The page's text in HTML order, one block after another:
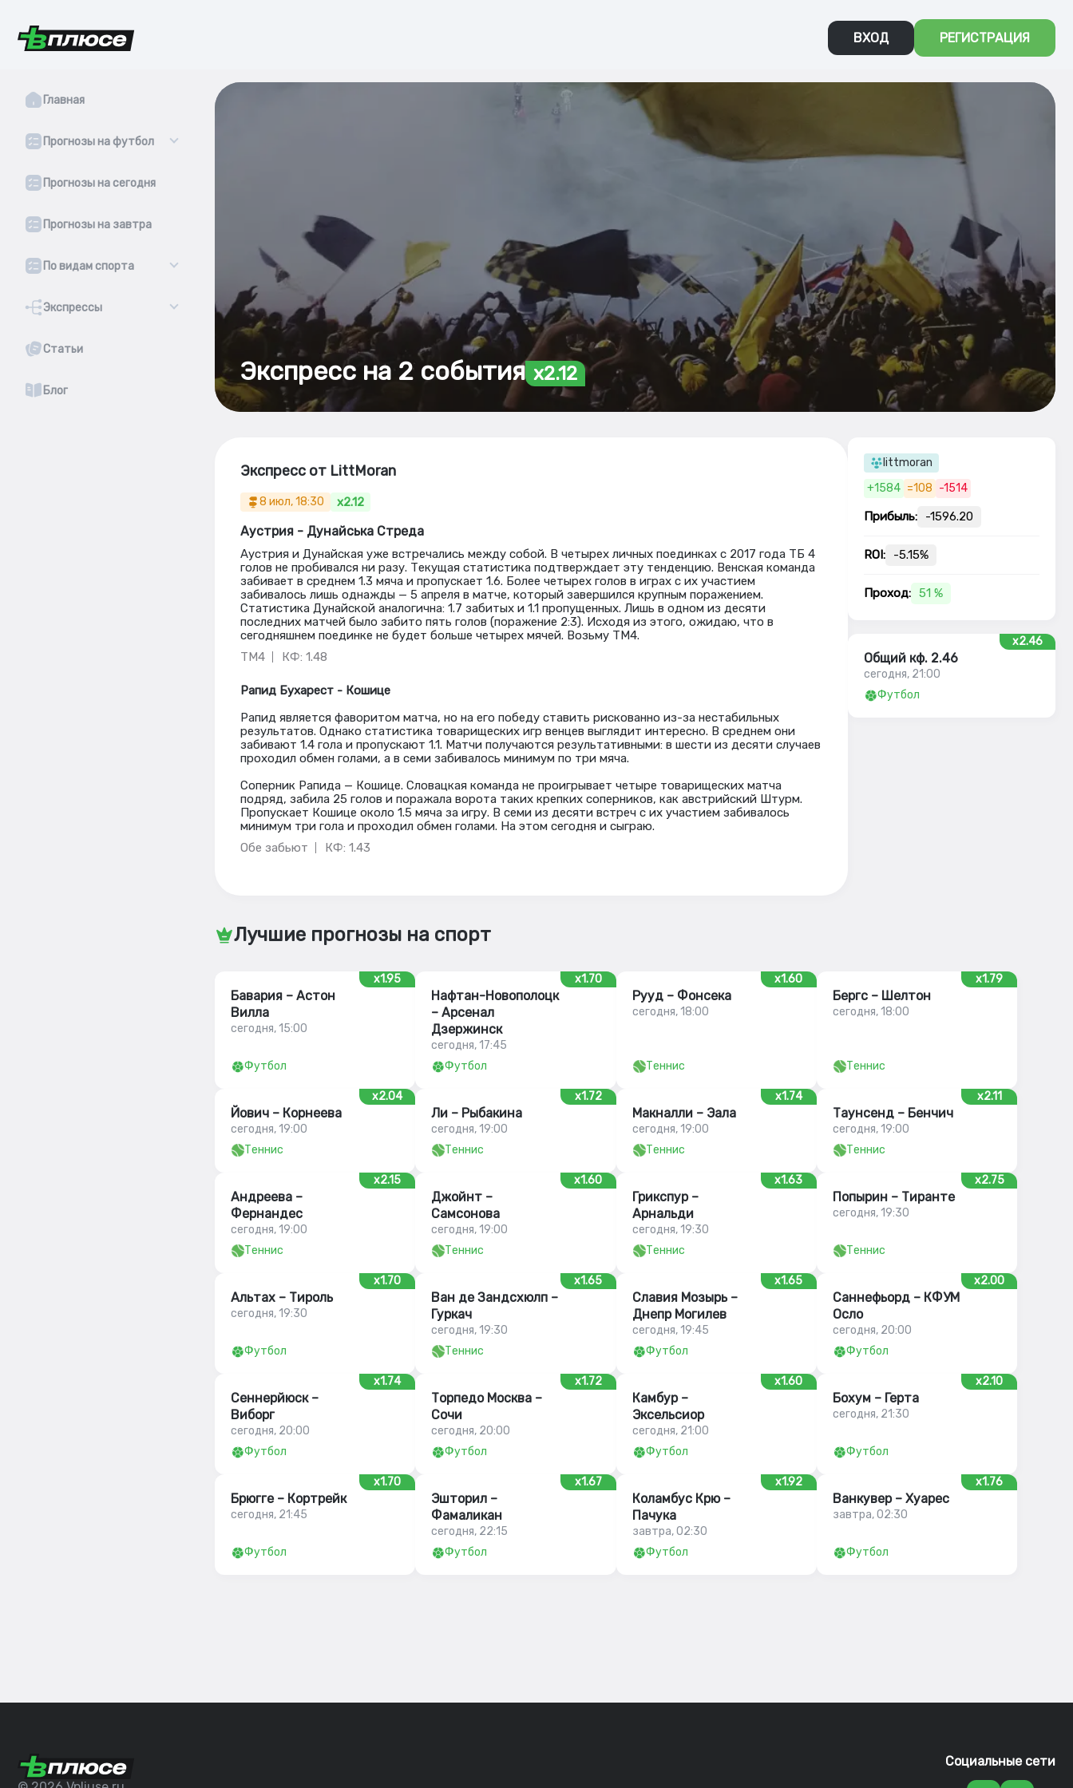
ВХОД РЕГИСТРАЦИЯ
Главная
Прогнозы на футбол
Прогнозы на сегодня
Прогнозы на завтра
По видам спорта
Экспрессы
Статьи
Блог
Экспресс на 2 события x2.12
Экспресс от LittMoran
8 июл, 18:30 x2.12
Аустрия - Дунайська Стреда
Аустрия и Дунайская уже встречались между собой. В четырех личных поединках с 2017 года ТБ 4
голов не пробивался ни разу. Текущая статистика подтверждает эту тенденцию. Венская команда
забивает в среднем 1.3 мяча и пропускает 1.6. Более четырех голов в играх с их участием
забивалось лишь однажды — 5 апреля в матче, который завершился крупным поражением.
Статистика Дунайской аналогична: 1.7 забитых и 1.1 пропущенных. Лишь в одном из десяти
последних матчей было забито пять голов (поражение 2:3). Исходя из этого, ожидаю, что в
сегодняшнем поединке не будет больше четырех мячей. Возьму ТМ4.
ТМ4
КФ: 1.48
Рапид Бухарест - Кошице
Рапид является фаворитом матча, но на его победу ставить рискованно из-за нестабильных
результатов. Однако статистика товарищеских игр венцев выглядит интересно. В среднем они
забивают 1.4 гола и пропускают 1.1. Матчи получаются результативными: в шести из десяти случаев
проходил обмен голами, а в семи забивалось минимум по три мяча.
Соперник Рапида — Кошице. Словацкая команда не проигрывает четыре товарищеских матча
подряд, забила 25 голов и поражала ворота таких крепких соперников, как австрийский Штурм.
Пропускает Кошице около 1.5 мяча за игру. В семи из десяти встреч с их участием забивалось
минимум три гола и проходил обмен голами. На этом сегодня и сыграю.
Обе забьют
КФ: 1.43
littmoran
+1584 =108 -1514
Прибыль: -1596.20
ROI: -5.15%
Проход: 51 %
x2.46
Общий кф. 2.46
сегодня, 21:00
Футбол
Лучшие прогнозы на спорт
x1.95
Бавария – Астон
Вилла
сегодня, 15:00
Футбол
x1.70
Нафтан-Новополоцк
– Арсенал
Дзержинск
сегодня, 17:45
Футбол
x1.60
Рууд – Фонсека
сегодня, 18:00
Теннис
x1.79
Бергс – Шелтон
сегодня, 18:00
Теннис
x2.04
Йович – Корнеева
сегодня, 19:00
Теннис
x1.72
Ли – Рыбакина
сегодня, 19:00
Теннис
x1.74
Макналли – Эала
сегодня, 19:00
Теннис
x2.11
Таунсенд – Бенчич
сегодня, 19:00
Теннис
x2.15
Андреева –
Фернандес
сегодня, 19:00
Теннис
x1.60
Джойнт –
Самсонова
сегодня, 19:00
Теннис
x1.63
Грикспур –
Арнальди
сегодня, 19:30
Теннис
x2.75
Попырин – Тиранте
сегодня, 19:30
Теннис
x1.70
Альтах – Тироль
сегодня, 19:30
Футбол
x1.65
Ван де Зандсхюлп –
Гуркач
сегодня, 19:30
Теннис
x1.65
Славия Мозырь –
Днепр Могилев
сегодня, 19:45
Футбол
x2.00
Саннефьорд – КФУМ
Осло
сегодня, 20:00
Футбол
x1.74
Сеннерйюск –
Виборг
сегодня, 20:00
Футбол
x1.72
Торпедо Москва –
Сочи
сегодня, 20:00
Футбол
x1.60
Камбур –
Эксельсиор
сегодня, 21:00
Футбол
x2.10
Бохум – Герта
сегодня, 21:30
Футбол
x1.70
Брюгге – Кортрейк
сегодня, 21:45
Футбол
x1.67
Эшторил –
Фамаликан
сегодня, 22:15
Футбол
x1.92
Коламбус Крю –
Пачука
завтра, 02:30
Футбол
x1.76
Ванкувер – Хуарес
завтра, 02:30
Футбол
Социальные сети